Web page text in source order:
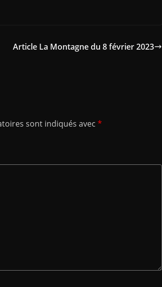
Article La Montagne du 8 février 2023
sont indiqués avec *